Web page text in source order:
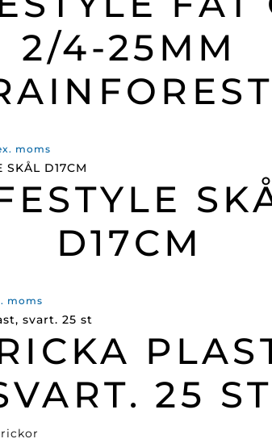
2/4-25MM
moms
D17CM
moms
25 ST